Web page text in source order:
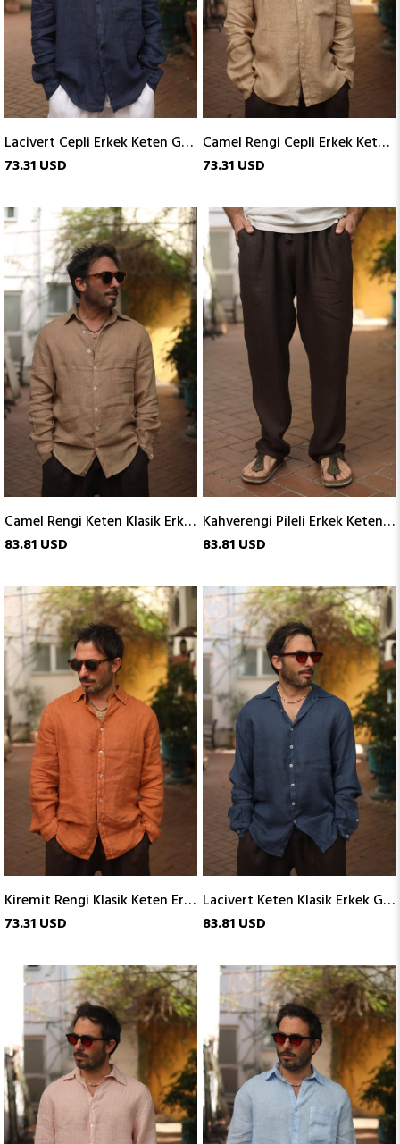
Lacivert Cepli Erkek Keten Gömlek
73.31 USD
Camel Rengi Cepli Erkek Keten Gömlek
73.31 USD
Camel Rengi Keten Klasik Erkek Gömlek
83.81 USD
Kahverengi Pileli Erkek Keten Pantolon
83.81 USD
Kiremit Rengi Klasik Keten Erkek Gömlek
73.31 USD
Lacivert Keten Klasik Erkek Gömlek
83.81 USD